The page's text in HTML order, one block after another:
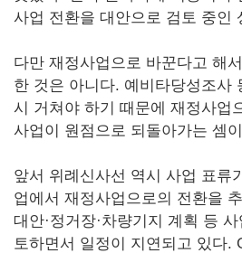
사업 전환을 대안으로 검토 중인
다만 재정사업으로 바꾼다고 해
한 것은 아니다. 예비타당성조사
시 거쳐야 하기 때문에 재정사업
사업이 원점으로 되돌아가는 셈
앞서 위례신사선 역시 사업 표류
업에서 재정사업으로의 전환을
대안·정거장·차량기지 계획 등
토하면서 일정이 지연되고 있다.